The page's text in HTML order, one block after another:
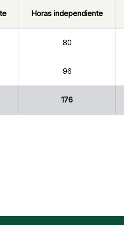
Horas independiente
80
96
176